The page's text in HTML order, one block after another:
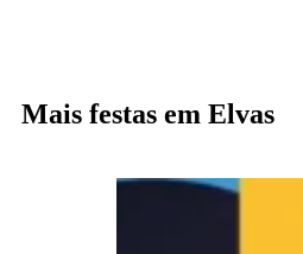
Mais festas em Elvas